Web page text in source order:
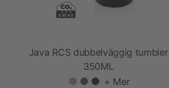
Java RCS dubbelväggig tumbler
350ML
+ Mer